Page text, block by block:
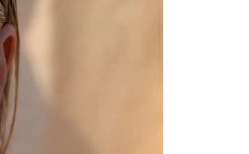
semaine pour passer la
sont faites à la main sur
paire vraiment unique
la main.
l'eau de mer, mais si vous
laissez-les sécher puis
ordinaire pour les
les rend doux et foncés
rend très sombres et